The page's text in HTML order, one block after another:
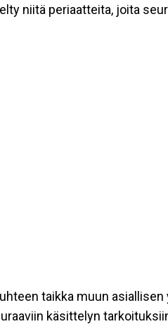
niitä periaatteita, joita
taikka muun asiallisen
käsittelyn